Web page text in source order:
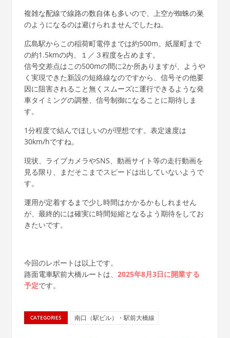
複雑な配線で線路の数自体も多いので、上空が蜘蛛の巣
のようになるのは避けられませんでしたね。
広島駅からこの稲荷町電停までは約500m。紙屋町まで
の約1.5kmの内、１／３程度を占めます。
信号交差点はこの500mの間に2か所ありますが、ようや
く実現できた新設の短絡線なのですから、信号その他要
因に阻害されること無くスムーズに運行できるような発
車タイミングの調整、信号制御になることに期待しま
す。
1分程度で結んでほしいのが理想です。表定速度は
30km/hですね。
現状、ライブカメラやSNS、動画サイト等の走行動画を
見る限り、まだそこまでスピードは出していないようで
す。
運用が定着するまで少し時間はかかるかもしれません
が、最終的には確実に時間短縮となるよう期待をしてお
きたいです。
今回のレポートは以上です。
路面電車駅前大橋ルートは、 2025年8月3日に開業する
予定です。
CATEGORIES 南口（駅ビル）・駅前大橋線